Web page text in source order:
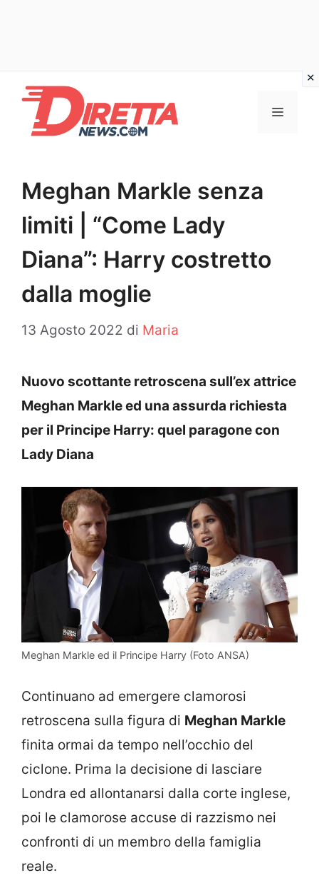
contenuto
Menu
Meghan Markle senza
limiti | “Come Lady
Diana”: Harry costretto
dalla moglie
13 Agosto 2022 di Maria
Nuovo scottante retroscena sull’ex attrice
Meghan Markle ed una assurda richiesta
per il Principe Harry: quel paragone con
Lady Diana
Meghan Markle ed il Principe Harry (Foto ANSA)
Continuano ad emergere clamorosi
retroscena sulla figura di Meghan Markle
finita ormai da tempo nell’occhio del
ciclone. Prima la decisione di lasciare
Londra ed allontanarsi dalla corte inglese,
poi le clamorose accuse di razzismo nei
confronti di un membro della famiglia
reale.